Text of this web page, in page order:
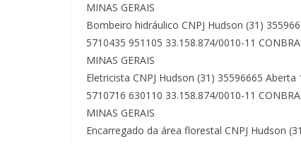
MINAS GERAIS
Bombeiro hidráulico CNPJ Hudson (31)
5710435 951105 33.158.874/0010-11
MINAS GERAIS
Eletricista CNPJ Hudson (31) 35596665
5710716 630110 33.158.874/0010-11
MINAS GERAIS
Encarregado da área florestal CNPJ Hudson